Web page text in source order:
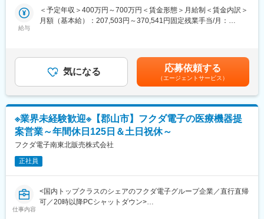
営業所によって規模感は異なりますが、営業人員は10名～30名程
度おります。
多い中で、同社は薬以外の病院における「すべて」を提案する総
合力を強みとして、どのような形でお客様のお役に立てるのかを
意識し、安心・安全を強化して、付加価値をお届けすることを最
大の目標としています。扱う商材も幅広く、お客様の課題やニー
ズに沿ったご提案が可能です。
・医療業界は私たちの生活に無くてはならない非常に社会的意義
の高い業界で、コロナ禍においても安定した業績を残していま
す。地域に根付いた事業運営をしており、今後も安定した成長が
見込めます。
■入社後の流れ：
・メーカー営業の方と同行や勉強会等で製品について覚えていた
だくことが可能です。製品詳細についてはメーカー営業の方にも
・年間休日122日で月平均残業時間20h程度とライフワークバラン
スを充実できる環境です。
・19時になりますとオフィスが閉まるので1日1時間程度の残業と
なります。
・家族手当、住宅手当など社員が仕事に集中できる福利厚生面を
整えています。住宅手当に関しては持ち家社員も対象になります
■福利厚生：
・年休122日、誕生日休日制度あり
・産休・育休後復帰率100％
給与
＜予定年収＞400万円～700万円＜賃金形態＞月給制＜賃金内訳＞
月額（基本給）：207,503円～370,541円固定残業手当/月：
予定年収はあくまでも目安の金額であり、選考を通じて上下する
可能性があります。※固定残業金額は給与によって異なります。■
昇給：年1回■賞与：年2回（昨年実績：3カ月以上）賃金はあくま
でも目安の金額であり、選考を通じて上下する可能性がありま
す。月給(月額)は固定手当を含めた表記です。
気になる 応募依頼する
（エージェントサービス）
※業界未経験歓迎※【郡山市】フクダ電子の医療機器提
案営業～年間休日125日＆土日祝休～
フクダ電子南東北販売株式会社
正社員
仕事内容
<国内トップクラスのシェアのフクダ電子グループ企業／直行直帰
可／20時以降PCシャットダウン>